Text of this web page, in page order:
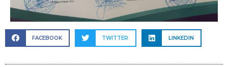
FACEBOOK TWITTER LINKEDIN